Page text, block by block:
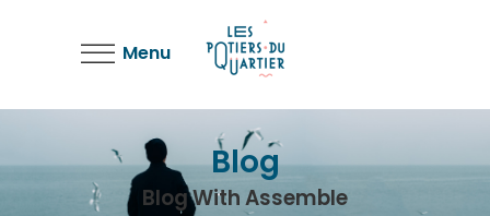
Menu
Blog
Blog With Assemble